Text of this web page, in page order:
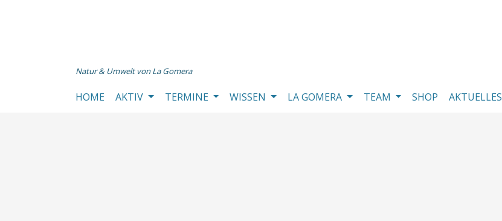
Natur & Umwelt von La Gomera
HOME AKTIV TERMINE WISSEN LA GOMERA TEAM SHOP AKTUELLES